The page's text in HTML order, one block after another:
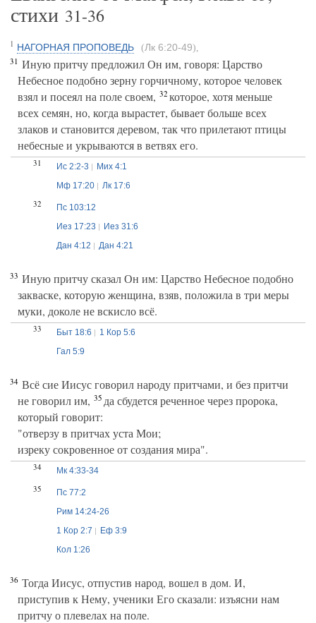
стихи 31-36
1 НАГОРНАЯ ПРОПОВЕДЬ (Лк 6:20-49)
31 Иную притчу предложил Он им, говоря: Царство
Небесное подобно зерну горчичному, которое человек
взял и посеял на поле своем, 32которое, хотя меньше
всех семян, но, когда вырастет, бывает больше всех
злаков и становится деревом, так что прилетают птицы
небесные и укрываются в ветвях его.
31 Ис 2:2-3
Мих 4:1
Мф 17:20
Лк 17:6
32
Пс 103:12
Иез 17:23
Иез 31:6
Дан 4:12
Дан 4:21
33 Иную притчу сказал Он им: Царство Небесное подобно
закваске, которую женщина, взяв, положила в три меры
муки, доколе не вскисло всё.
33 Быт 18:6
1 Кор 5:6
Гал 5:9
34 Всё сие Иисус говорил народу притчами, и без притчи
не говорил им, 35да сбудется реченное через пророка,
который говорит:
"отверзу в притчах уста Мои;
изреку сокровенное от создания мира".
34 Мк 4:33-34
35
Пс 77:2
Рим 14:24-26
1 Кор 2:7
Еф 3:9
Кол 1:26
36 Тогда Иисус, отпустив народ, вошел в дом. И,
приступив к Нему, ученики Его сказали: изъясни нам
притчу о плевелах на поле.